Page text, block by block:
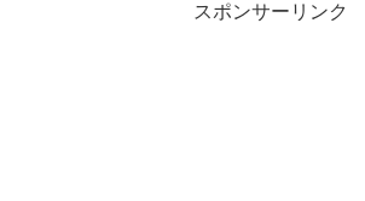
スポンサーリンク